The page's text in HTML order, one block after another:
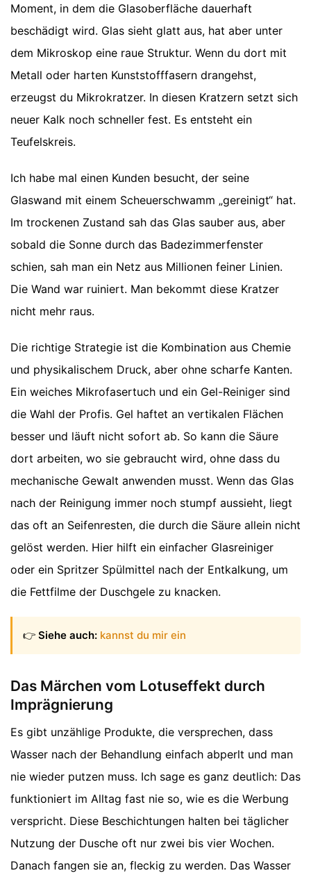
Moment, in dem die Glasoberfläche dauerhaft
beschädigt wird. Glas sieht glatt aus, hat aber unter
dem Mikroskop eine raue Struktur. Wenn du dort mit
Metall oder harten Kunststofffasern drangehst,
erzeugst du Mikrokratzer. In diesen Kratzern setzt sich
neuer Kalk noch schneller fest. Es entsteht ein
Teufelskreis.
Ich habe mal einen Kunden besucht, der seine
Glaswand mit einem Scheuerschwamm „gereinigt“ hat.
Im trockenen Zustand sah das Glas sauber aus, aber
sobald die Sonne durch das Badezimmerfenster
schien, sah man ein Netz aus Millionen feiner Linien.
Die Wand war ruiniert. Man bekommt diese Kratzer
nicht mehr raus.
Die richtige Strategie ist die Kombination aus Chemie
und physikalischem Druck, aber ohne scharfe Kanten.
Ein weiches Mikrofasertuch und ein Gel-Reiniger sind
die Wahl der Profis. Gel haftet an vertikalen Flächen
besser und läuft nicht sofort ab. So kann die Säure
dort arbeiten, wo sie gebraucht wird, ohne dass du
mechanische Gewalt anwenden musst. Wenn das Glas
nach der Reinigung immer noch stumpf aussieht, liegt
das oft an Seifenresten, die durch die Säure allein nicht
gelöst werden. Hier hilft ein einfacher Glasreiniger
oder ein Spritzer Spülmittel nach der Entkalkung, um
die Fettfilme der Duschgele zu knacken.
👉 Siehe auch: kannst du mir ein
Das Märchen vom Lotuseffekt durch
Imprägnierung
Es gibt unzählige Produkte, die versprechen, dass
Wasser nach der Behandlung einfach abperlt und man
nie wieder putzen muss. Ich sage es ganz deutlich: Das
funktioniert im Alltag fast nie so, wie es die Werbung
verspricht. Diese Beschichtungen halten bei täglicher
Nutzung der Dusche oft nur zwei bis vier Wochen.
Danach fangen sie an, fleckig zu werden. Das Wasser